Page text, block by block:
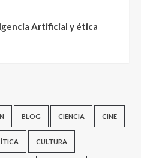
Artificial y ética
BLOG CIENCIA CINE
CULTURA